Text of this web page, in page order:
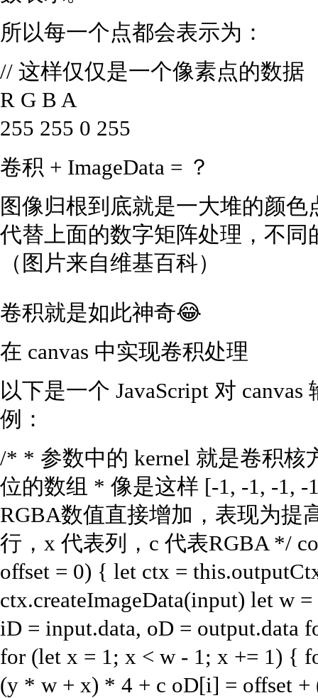
所以每一个点都会表示为：
// 这样仅仅是一个像素点的数据
R G B A
255 255 0 255
卷积 + ImageData = ？
图像归根到底就是一大堆的颜
代替上面的数字矩阵处理，不
（图片来自维基百科）
卷积就是如此神奇😂
在 canvas 中实现卷积处理
以下是一个 JavaScript 对
例：
/* * 参数中的 kernel 就是卷积核
位的数组 * 像是这样 [-1, -1, -1, -
RGBA数值直接增加，表现为提
行，x 代表列，c 代表RGBA */
offset = 0) { let ctx =
ctx.createImageData(input) let w
iD = input.data, oD = output.data
for (let x = 1; x < w - 1; x += 1) {
(y * w + x) * 4 + c oD[i] = offset